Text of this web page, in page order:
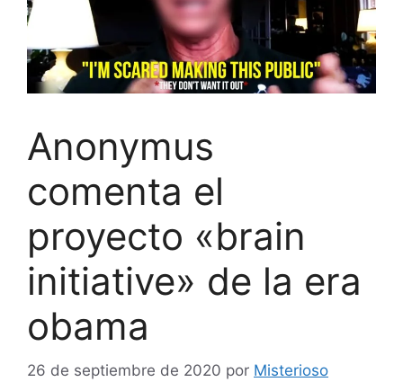
Anonymus
comenta el
proyecto «brain
initiative» de la era
obama
26 de septiembre de 2020 por Misterioso